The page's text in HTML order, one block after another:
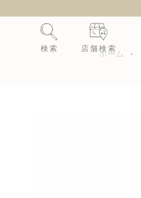
検索 店舗検索
ホーム